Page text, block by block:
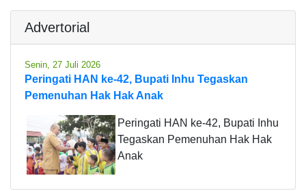
Advertorial
Senin, 27 Juli 2026
Peringati HAN ke-42, Bupati Inhu Tegaskan
Pemenuhan Hak Hak Anak
Peringati HAN ke-42, Bupati Inhu
Tegaskan Pemenuhan Hak Hak
Anak